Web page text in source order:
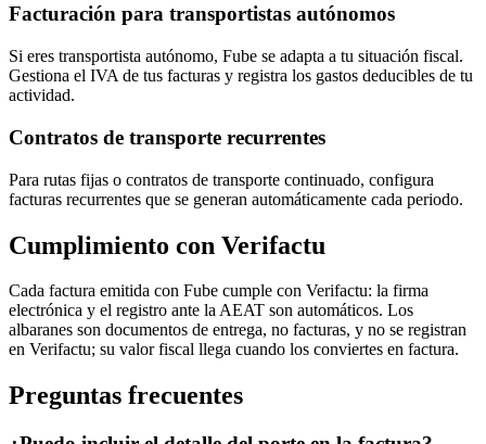
Facturación para transportistas autónomos
Si eres transportista autónomo, Fube se adapta a tu situación fiscal.
Gestiona el IVA de tus facturas y registra los gastos deducibles de tu
actividad.
Contratos de transporte recurrentes
Para rutas fijas o contratos de transporte continuado, configura
facturas recurrentes que se generan automáticamente cada periodo.
Cumplimiento con Verifactu
Cada factura emitida con Fube cumple con Verifactu: la firma
electrónica y el registro ante la AEAT son automáticos. Los
albaranes son documentos de entrega, no facturas, y no se registran
en Verifactu; su valor fiscal llega cuando los conviertes en factura.
Preguntas frecuentes